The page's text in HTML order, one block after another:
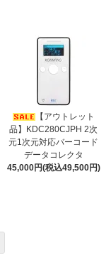
【アウトレット
品】KDC280CJPH 2次
元1次元対応バーコード
データコレクタ
45,000円(税込49,500円)